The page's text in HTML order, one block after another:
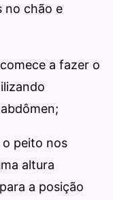
no chão e
a fazer o
o peito nos
altura
a posição